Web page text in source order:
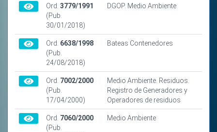
Ord. 3779/1991
(Pub.
30/01/2018)
DGOP. Medio Ambiente
Ord. 6638/1998
(Pub.
24/08/2018)
Bateas Contenedores
Ord. 7002/2000
(Pub.
17/04/2000)
Medio Ambiente. Residuos.
Registro de Generadores y
Operadores de residuos
Ord. 7060/2000
(Pub.
Medio Ambiente